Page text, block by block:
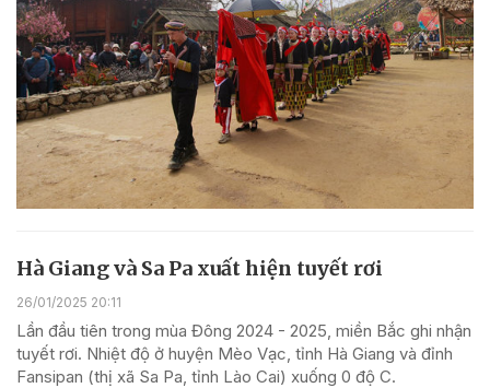
Hà Giang và Sa Pa xuất hiện tuyết rơi
26/01/2025 20:11
Lần đầu tiên trong mùa Đông 2024 - 2025, miền Bắc ghi nhận
tuyết rơi. Nhiệt độ ở huyện Mèo Vạc, tỉnh Hà Giang và đỉnh
Fansipan (thị xã Sa Pa, tỉnh Lào Cai) xuống 0 độ C.